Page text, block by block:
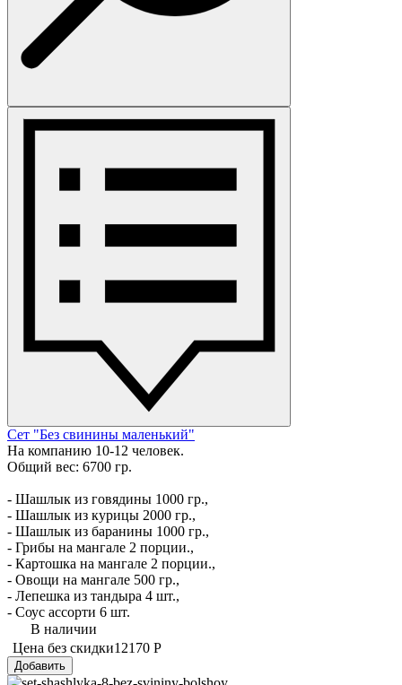
Сет "Без свинины маленький"
На компанию 10-12 человек.
Общий вес: 6700 гр.
- Шашлык из говядины 1000 гр.,
- Шашлык из курицы 2000 гр.,
- Шашлык из баранины 1000 гр.,
- Грибы на мангале 2 порции.,
- Картошка на мангале 2 порции.,
- Овощи на мангале 500 гр.,
- Лепешка из тандыра 4 шт.,
- Соус ассорти 6 шт.
В наличии
Цена без скидки12170 Р
Добавить